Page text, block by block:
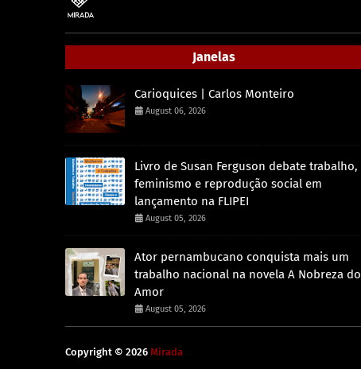
Janelas
Carioquices | Carlos Monteiro
August 06, 2026
Livro de Susan Ferguson debate trabalho,
feminismo e reprodução social em
lançamento na FLIPEI
August 05, 2026
Ator pernambucano conquista mais um
trabalho nacional na novela A Nobreza do
Amor
August 05, 2026
Copyright © 2026 Mirada